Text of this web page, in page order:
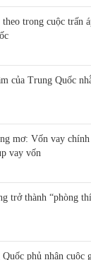
trong cuộc trấn
của Trung Quốc
mơ: Vốn vay chính
vay vốn
trở thành “phòng
phủ nhận cuộc